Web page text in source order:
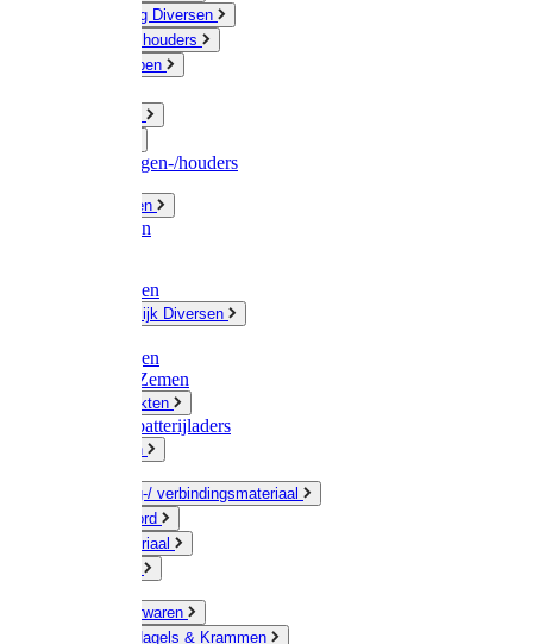
Besproeiing Diversen
Slangen & houders
Waterpompen
Slangenwagen-/houders
Olie / Vetten
Chemicalien
Plasticzakken
Huishoudelijk Diversen
Zaksluitingen
Sponzen / Zemen
Zeepprodukten
Batterij & batterijladers
Zaklampen
Verpakking-/ verbindingsmateriaal
Touw / Koord
Afdekmateriaal
Kleine ijzerwaren
Spijkers, Nagels & Krammen